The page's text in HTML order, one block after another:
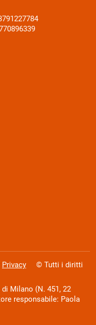
Privacy © Tutti i diritti
Milano (N. 451, 22
responsabile: Paola